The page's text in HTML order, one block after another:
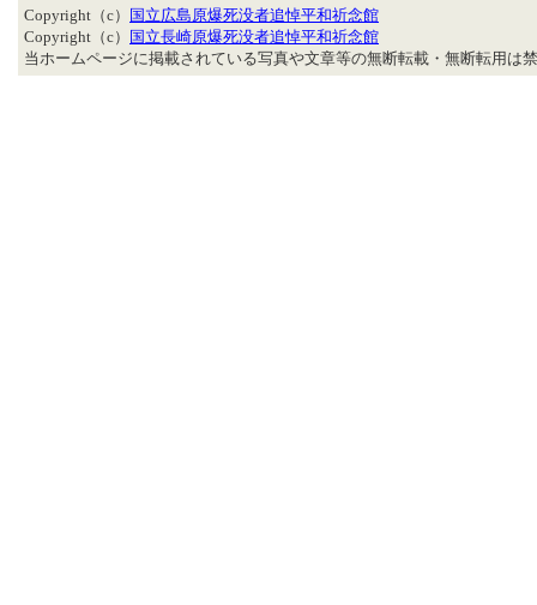
Copyright（c）
国立広島原爆死没者追悼平和祈念館
Copyright（c）
国立長崎原爆死没者追悼平和祈念館
当ホームページに掲載されている写真や文章等の無断転載・無断転用は